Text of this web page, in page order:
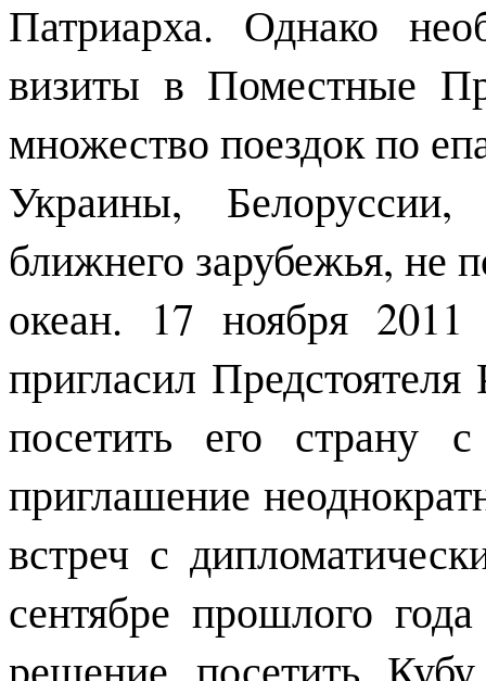
Патриарха. Однако
визиты в Поместные
множество поездок по
Украины,
ближнего зарубежья, не
океан. 17 ноября 2011
пригласил
посетить его страну
приглашение
встреч с
сентябре прошлого
решение посетить